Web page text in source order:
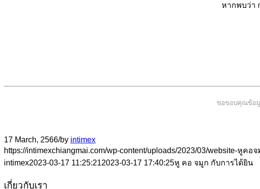
หากพบว่า
ขอขอบคุณข้อ
17 March, 2566/by intimex
https://intimexchiangmai.com/wp-content/uploads/2023/03/website-หูคอ
intimex2023-03-17 11:25:212023-03-17 17:40:25หู คอ จมูก กับการได้ยิน
เกี่ยวกับเรา